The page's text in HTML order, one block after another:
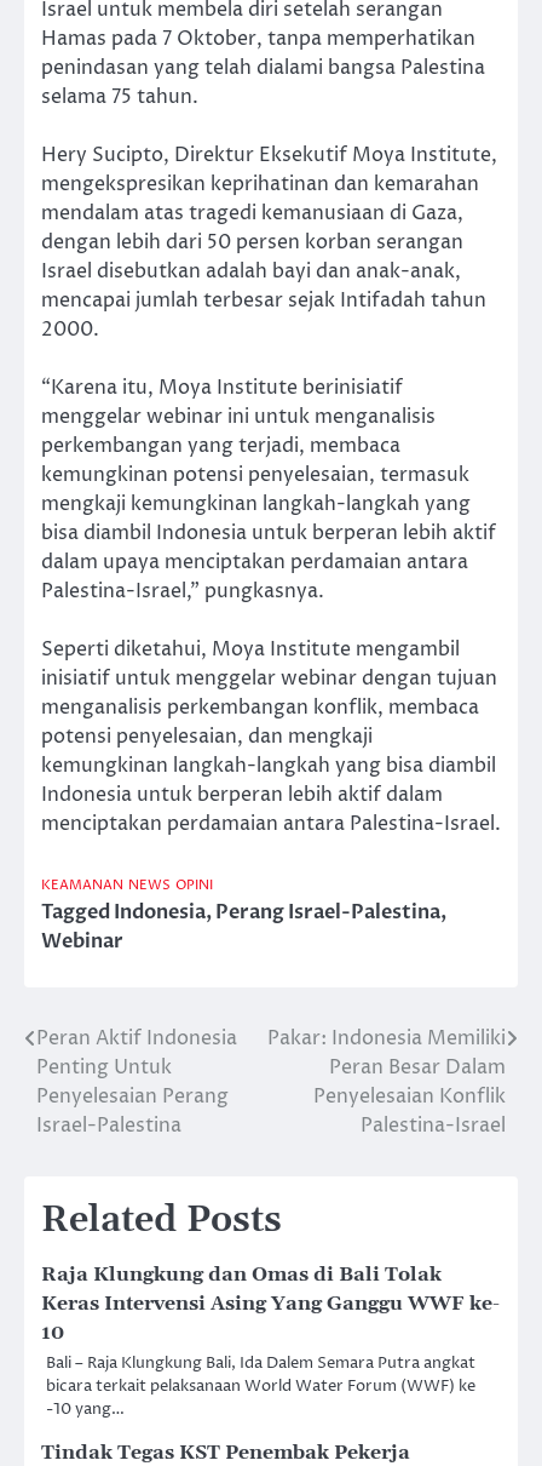
Israel untuk membela diri setelah serangan
Hamas pada 7 Oktober, tanpa memperhatikan
penindasan yang telah dialami bangsa Palestina
selama 75 tahun.
Hery Sucipto, Direktur Eksekutif Moya Institute,
mengekspresikan keprihatinan dan kemarahan
mendalam atas tragedi kemanusiaan di Gaza,
dengan lebih dari 50 persen korban serangan
Israel disebutkan adalah bayi dan anak-anak,
mencapai jumlah terbesar sejak Intifadah tahun
2000.
“Karena itu, Moya Institute berinisiatif
menggelar webinar ini untuk menganalisis
perkembangan yang terjadi, membaca
kemungkinan potensi penyelesaian, termasuk
mengkaji kemungkinan langkah-langkah yang
bisa diambil Indonesia untuk berperan lebih aktif
dalam upaya menciptakan perdamaian antara
Palestina-Israel,” pungkasnya.
Seperti diketahui, Moya Institute mengambil
inisiatif untuk menggelar webinar dengan tujuan
menganalisis perkembangan konflik, membaca
potensi penyelesaian, dan mengkaji
kemungkinan langkah-langkah yang bisa diambil
Indonesia untuk berperan lebih aktif dalam
menciptakan perdamaian antara Palestina-Israel.
KEAMANAN NEWS OPINI
TaggedIndonesia,Perang Israel-Palestina,
Webinar
Post
navigation
Peran Aktif Indonesia
Penting Untuk
Penyelesaian Perang
Israel-Palestina
Pakar: Indonesia Memiliki
Peran Besar Dalam
Penyelesaian Konflik
Palestina-Israel
Related Posts
Raja Klungkung dan Omas di Bali Tolak
Keras Intervensi Asing Yang Ganggu WWF ke-
10
Bali – Raja Klungkung Bali, Ida Dalem Semara Putra angkat
bicara terkait pelaksanaan World Water Forum (WWF) ke
-10 yang…
Tindak Tegas KST Penembak Pekerja